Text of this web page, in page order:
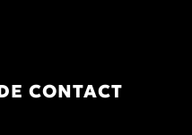
CONTACT